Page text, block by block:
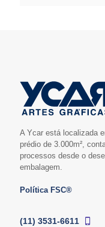
A Ycar está localizada
prédio de 3.000m²,
processos desde o
embalagem.
Política FSC®
(11) 3531-6611